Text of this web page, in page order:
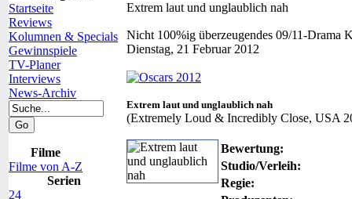
Startseite
Reviews
Kolumnen & Specials
Gewinnspiele
TV-Planer
Interviews
News-Archiv
Filme
Filme von A-Z
Serien
24
Extrem laut und unglaublich nah
Nicht 100%ig überzeugendes 09/11-Drama
Dienstag, 21 Februar 2012
Extrem laut und unglaublich nah
(Extremely Loud & Incredibly Close, USA
Bewertung:
Studio/Verleih:
Regie: